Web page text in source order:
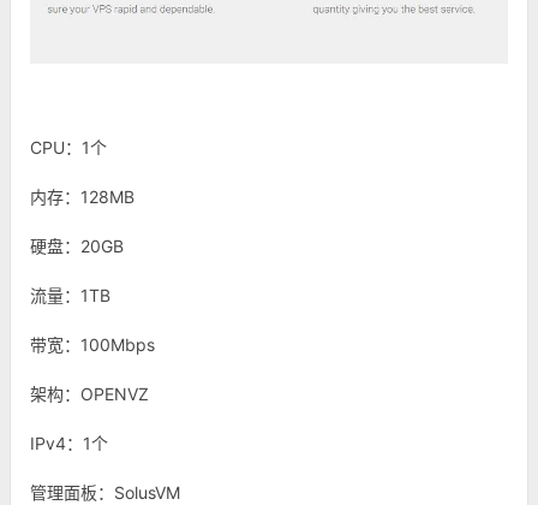
CPU：1个
内存：128MB
硬盘：20GB
流量：1TB
带宽：100Mbps
架构：OPENVZ
IPv4：1个
管理面板：SolusVM